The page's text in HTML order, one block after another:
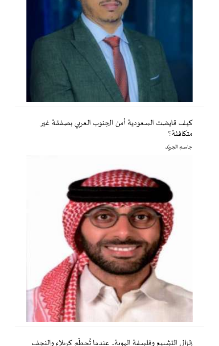
كيف قايضت السعودية أمن الجنوب العربي بصفقة غير
متكافئة؟
جاسم الجريّد
زلزال التشييع وفلسفة الهوية.. عندما تُحطّم كربلاء والنجف